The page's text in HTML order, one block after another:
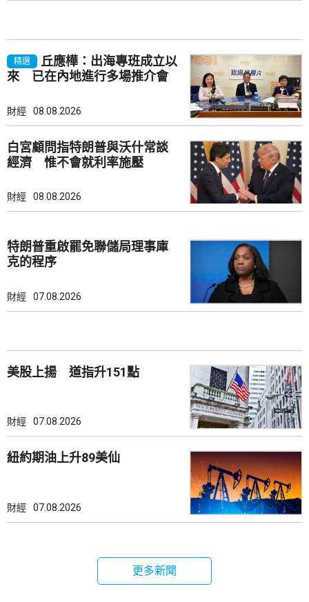
精選
丘應樺：出海專班成立以
來 已在內地進行多場推介會
財經 08.08.2026
白宮顧問指特朗普與沃什常談
經濟 惟不會就利率施壓
財經 08.08.2026
特朗普重啟罷免聯儲局理事庫
克的程序
財經 07.08.2026
美股上揚 道指升151點
財經 07.08.2026
紐約期油上升89美仙
財經 07.08.2026
更多新聞